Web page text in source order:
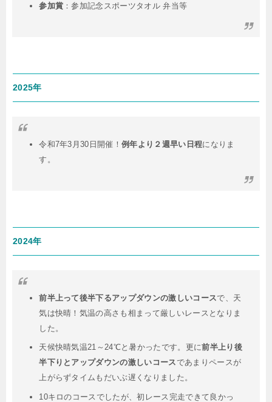
参加賞 ：参加記念スポーツタオル 弁当等
2025年
令和7年3月30日開催！例年より２週早い日程になりま
す。
2024年
前半上って後半下るアップダウンの激しいコースで、天
気は快晴！気温の高さも相まって厳しいレースとなりま
した。
天候快晴気温21～24℃と暑かったです。更に前半上り後
半下りとアップダウンの激しいコース であまりペースが
上がらずタイムもだいぶ遅くなりました。
10キロのコースでしたが、初レース完走できて良かっ